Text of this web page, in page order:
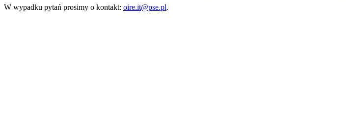
W wypadku pytań prosimy o kontakt: oire.it@pse.pl.